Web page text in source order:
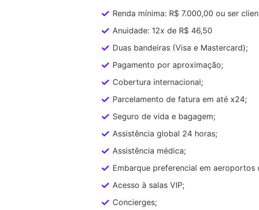
Renda mínima: R$ 7.000,00 ou ser
Anuidade: 12x de R$ 46,50
Duas bandeiras (Visa e Mastercard);
Pagamento por aproximação;
Cobertura internacional;
Parcelamento de fatura em até x24;
Seguro de vida e bagagem;
Assistência global 24 horas;
Assistência médica;
Embarque preferencial em
Acesso à salas VIP;
Concierges;